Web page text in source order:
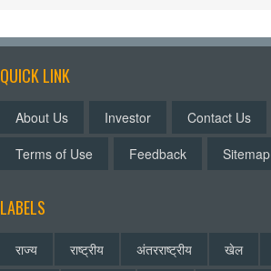
QUICK LINK
About Us Investor Contact Us
Terms of Use
Feedback Sitemap
LABELS
राज्य राष्ट्रीय अंतरराष्ट्रीय खेल